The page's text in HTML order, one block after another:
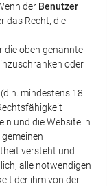
der Benutzer
das Recht, die
die oben genannte
oder
mindestens 18
und die Website in
versteht und
alle notwendigen
der ihm von der